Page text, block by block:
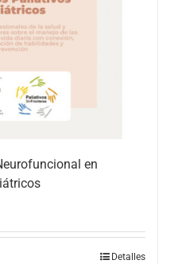
en
Detalles